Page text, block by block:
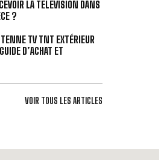
LA TÉLÉVISION DANS
?
TV TNT EXTÉRIEUR
D’ACHAT ET
VOIR TOUS LES ARTICLES